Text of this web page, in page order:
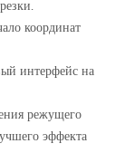
координат
интерфейс на
режущего
эффекта